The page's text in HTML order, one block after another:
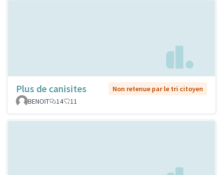
Plus de canisites
Non retenue par le tri citoyen
BENOIT
14 11